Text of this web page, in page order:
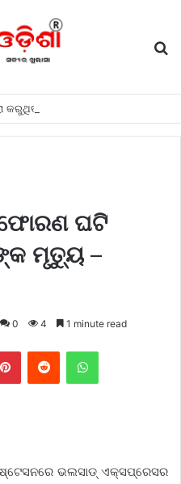
ଘଟି
ମୃତ୍ୟୁ –
0 4 1 minute read
PinterestReddit WhatsApp
ଭଲସାଡ୍ ଏକ୍ସପ୍ରେସର